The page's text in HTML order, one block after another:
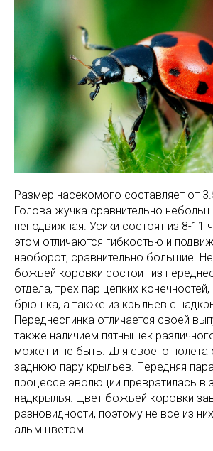
Размер насекомого составляет от
Голова жучка сравнительно
неподвижная. Усики состоят из 8-11
этом отличаются гибкостью и
наоборот, сравнительно большие.
божьей коровки состоит из
отдела, трех пар цепких
брюшка, а также из крыльев с
Переднеспинка отличается своей
также наличием пятнышек
может и не быть. Для своего полета
заднюю пару крыльев. Передняя
процессе эволюции превратилась в
надкрылья. Цвет божьей коровки
разновидности, поэтому не все из
алым цветом.